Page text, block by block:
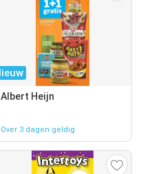
Albert Heijn
Over 3 dagen geldig